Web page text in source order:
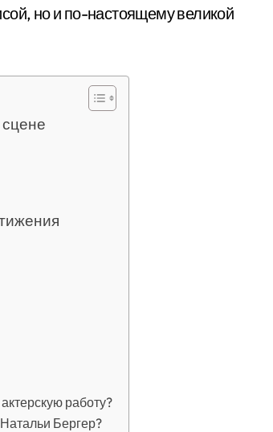
но и по-настоящему великой
работу?
Бергер?